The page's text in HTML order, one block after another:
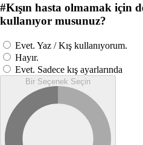
#Kışın hasta olmamak için
kullanıyor musunuz?
Evet. Yaz / Kış kullanıyorum.
Hayır.
Evet. Sadece kış ayarlarında
Bir Seçenek Seçin